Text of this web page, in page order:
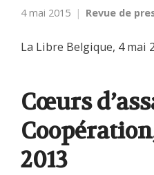
4 mai 2015 Revue de
La Libre Belgique, 4 mai
Cœurs
2013